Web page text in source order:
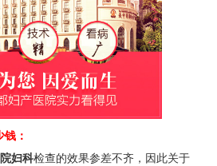
：
妇科检查的效果参差不齐，因此关于